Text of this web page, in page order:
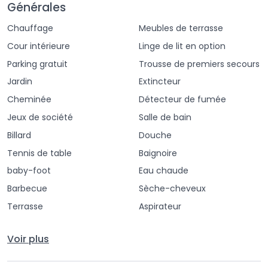
☘️Cuisine équipée
☘️Salle de jeux
avec un baby-foot, billard, jeux de
fléchettes
de lumières.
Accès invité
À 3h20 de Paris : accessible en voiture, bus ou en train
Générales
Chauffage
Cour intérieure
Parking gratuit
Jardin
Cheminée
Jeux de société
Billard
Tennis de table
baby-foot
Barbecue
Terrasse
Meubles de terrasse
Linge de lit en option
Trousse de premiers secours
Extincteur
Détecteur de fumée
Salle de bain
Douche
Baignoire
Eau chaude
Sèche-cheveux
Aspirateur
Voir plus